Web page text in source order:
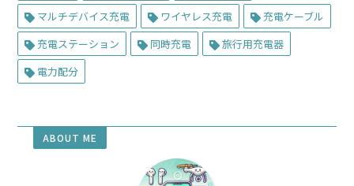
マルチデバイス充電
ワイヤレス充電
充電ケーブル
充電ステーション
同時充電
旅行用充電器
電力配分
ABOUT ME